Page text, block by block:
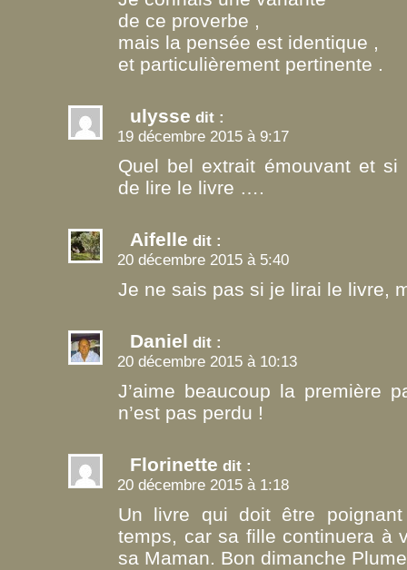
de ce proverbe ,
mais la pensée est identique ,
et particulièrement pertinente .
ulysse dit :
19 décembre 2015 à 9:17
Quel bel extrait émouvant et
de lire le livre ….
Aifelle dit :
20 décembre 2015 à 5:40
Je ne sais pas si je lirai le livre,
Daniel dit :
20 décembre 2015 à 10:13
J’aime beaucoup la première
n’est pas perdu !
Florinette dit :
20 décembre 2015 à 1:18
Un livre qui doit être
temps, car sa fille continuera à
sa Maman. Bon dimanche